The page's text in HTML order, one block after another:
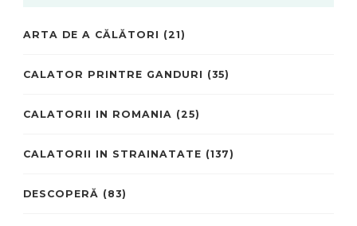
ARTA DE A CĂLĂTORI (21)
CALATOR PRINTRE GANDURI (35)
CALATORII IN ROMANIA (25)
CALATORII IN STRAINATATE (137)
DESCOPERĂ (83)